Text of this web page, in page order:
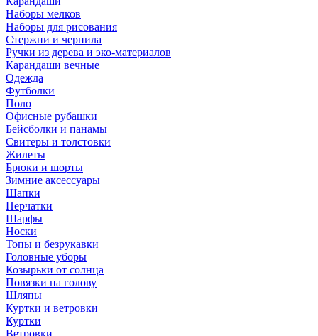
Наборы мелков
Наборы для рисования
Стержни и чернила
Ручки из дерева и эко-материалов
Карандаши вечные
Одежда
Футболки
Поло
Офисные рубашки
Бейсболки и панамы
Свитеры и толстовки
Жилеты
Брюки и шорты
Зимние аксессуары
Шапки
Перчатки
Шарфы
Носки
Топы и безрукавки
Головные уборы
Козырьки от солнца
Повязки на голову
Шляпы
Куртки и ветровки
Куртки
Ветровки